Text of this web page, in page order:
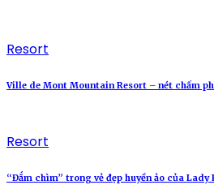
Resort
Ville de Mont Mountain Resort – nét chấm
Resort
“Đắm chìm” trong vẻ đẹp huyền ảo của Lady